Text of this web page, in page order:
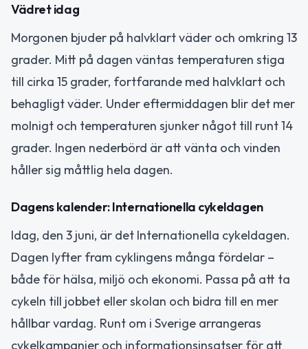
Vädret idag
Morgonen bjuder på halvklart väder och omkring 13
grader. Mitt på dagen väntas temperaturen stiga
till cirka 15 grader, fortfarande med halvklart och
behagligt väder. Under eftermiddagen blir det mer
molnigt och temperaturen sjunker något till runt 14
grader. Ingen nederbörd är att vänta och vinden
håller sig måttlig hela dagen.
Dagens kalender: Internationella cykeldagen
Idag, den 3 juni, är det Internationella cykeldagen.
Dagen lyfter fram cyklingens många fördelar –
både för hälsa, miljö och ekonomi. Passa på att ta
cykeln till jobbet eller skolan och bidra till en mer
hållbar vardag. Runt om i Sverige arrangeras
cykelkampanjer och informationsinsatser för att